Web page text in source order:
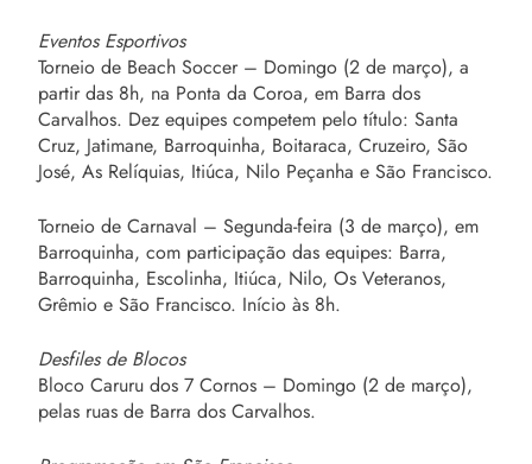
Eventos Esportivos
Torneio de Beach Soccer – Domingo (2 de março), a
partir das 8h, na Ponta da Coroa, em Barra dos
Carvalhos. Dez equipes competem pelo título: Santa
Cruz, Jatimane, Barroquinha, Boitaraca, Cruzeiro, São
José, As Relíquias, Itiúca, Nilo Peçanha e São Francisco.
Torneio de Carnaval – Segunda-feira (3 de março), em
Barroquinha, com participação das equipes: Barra,
Barroquinha, Escolinha, Itiúca, Nilo, Os Veteranos,
Grêmio e São Francisco. Início às 8h.
Desfiles de Blocos
Bloco Caruru dos 7 Cornos – Domingo (2 de março),
pelas ruas de Barra dos Carvalhos.